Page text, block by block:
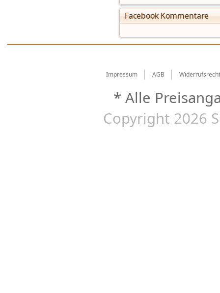
Facebook Kommentare
Impressum AGB Widerrufsrecht
* Alle
Copyright 2026